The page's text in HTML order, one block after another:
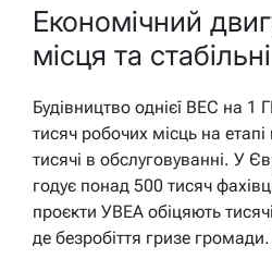
Економічний
місця та
Будівництво однієї ВЕС на 1
тисяч робочих місць на
тисячі в обслуговуванні. У
годує понад 500 тисяч
проєкти УВЕА обіцяють
де безробіття гризе